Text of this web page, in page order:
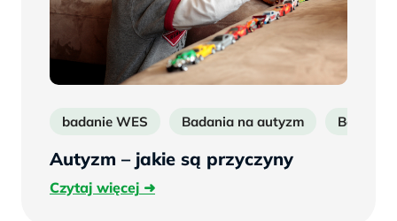
badanie WES Badania na autyzm Badania
Autyzm – jakie są przyczyny
Czytaj więcejCzytaj